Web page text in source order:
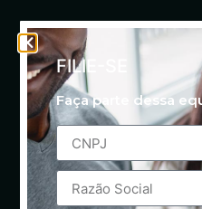
FILIE-SE
Faça parte dessa